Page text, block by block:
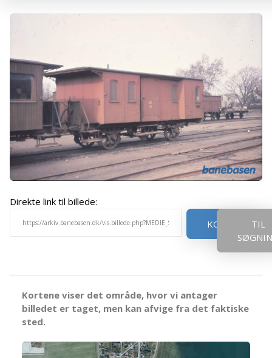
Direkte link til billede:
KOPIER
TIL
Kortene viser det område, hvor vi antager
billedet er taget, men kan afvige fra det faktiske
sted.